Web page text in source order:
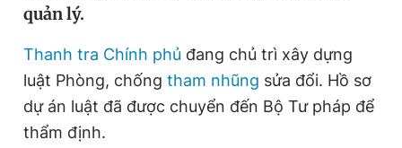
Sản phẩm khác
Tiện ích Bạn cần biết
Thông tin tòa soạn
quản lý.
Thanh tra Chính phủ đang chủ trì xây dựng
luật Phòng, chống tham nhũng sửa đổi. Hồ sơ
dự án luật đã được chuyển đến Bộ Tư pháp để
thẩm định.